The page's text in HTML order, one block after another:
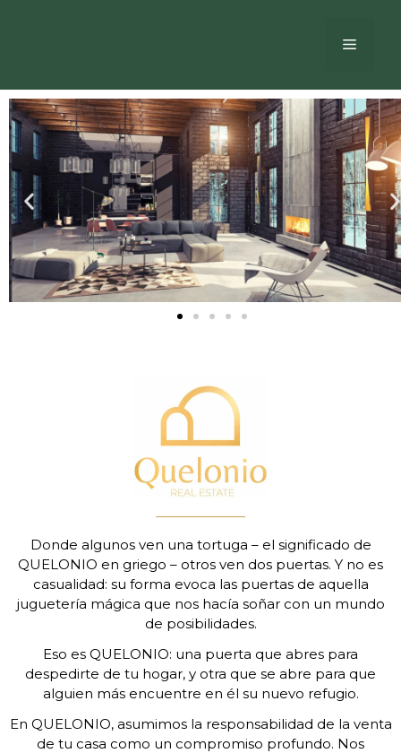
Donde algunos ven una tortuga – el significado de
QUELONIO en griego – otros ven dos puertas. Y no es
casualidad: su forma evoca las puertas de aquella
juguetería mágica que nos hacía soñar con un mundo
de posibilidades.
Eso es QUELONIO: una puerta que abres para
despedirte de tu hogar, y otra que se abre para que
alguien más encuentre en él su nuevo refugio.
En QUELONIO, asumimos la responsabilidad de la venta
de tu casa como un compromiso profundo. Nos